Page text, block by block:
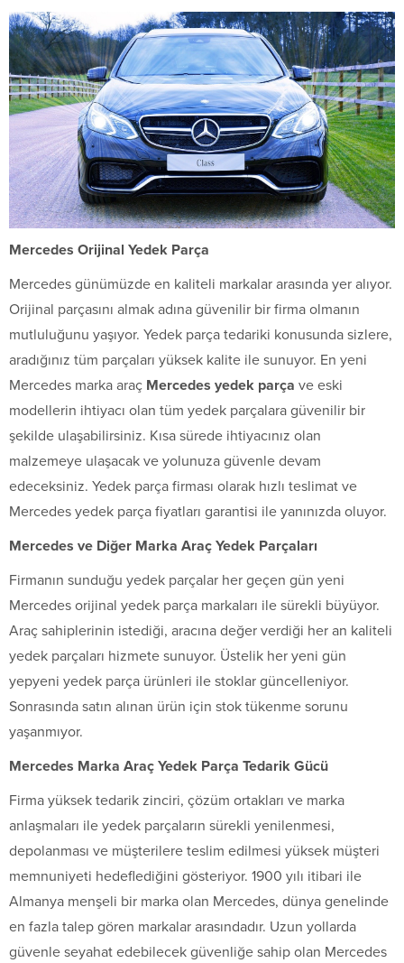
Mercedes Orijinal Yedek Parça
Mercedes günümüzde en kaliteli markalar arasında yer alıyor.
Orijinal parçasını almak adına güvenilir bir firma olmanın
mutluluğunu yaşıyor. Yedek parça tedariki konusunda sizlere,
aradığınız tüm parçaları yüksek kalite ile sunuyor. En yeni
Mercedes marka araç Mercedes yedek parça ve eski
modellerin ihtiyacı olan tüm yedek parçalara güvenilir bir
şekilde ulaşabilirsiniz. Kısa sürede ihtiyacınız olan
malzemeye ulaşacak ve yolunuza güvenle devam
edeceksiniz. Yedek parça firması olarak hızlı teslimat ve
Mercedes yedek parça fiyatları garantisi ile yanınızda oluyor.
Mercedes ve Diğer Marka Araç Yedek Parçaları
Firmanın sunduğu yedek parçalar her geçen gün yeni
Mercedes orijinal yedek parça markaları ile sürekli büyüyor.
Araç sahiplerinin istediği, aracına değer verdiği her an kaliteli
yedek parçaları hizmete sunuyor. Üstelik her yeni gün
yepyeni yedek parça ürünleri ile stoklar güncelleniyor.
Sonrasında satın alınan ürün için stok tükenme sorunu
yaşanmıyor.
Mercedes Marka Araç Yedek Parça Tedarik Gücü
Firma yüksek tedarik zinciri, çözüm ortakları ve marka
anlaşmaları ile yedek parçaların sürekli yenilenmesi,
depolanması ve müşterilere teslim edilmesi yüksek müşteri
memnuniyeti hedeflediğini gösteriyor. 1900 yılı itibari ile
Almanya menşeli bir marka olan Mercedes, dünya genelinde
en fazla talep gören markalar arasındadır. Uzun yollarda
güvenle seyahat edebilecek güvenliğe sahip olan Mercedes